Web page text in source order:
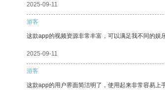
2025-09-11
游客
这款app的视频资源非常丰富，可以满足我不同的娱
2025-09-11
游客
这款app的用户界面简洁明了，使用起来非常容易上